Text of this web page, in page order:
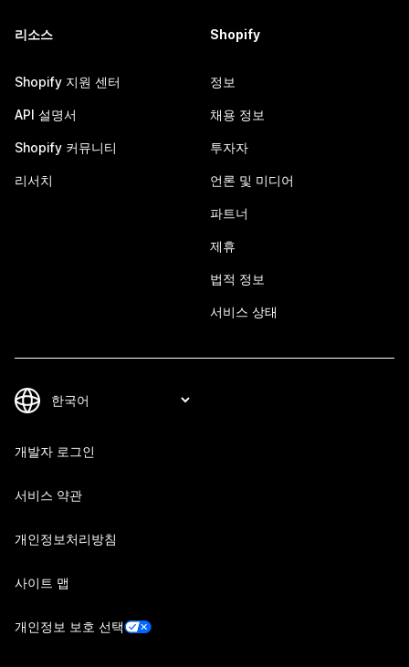
리소스
Shopify 지원 센터
API 설명서
Shopify 커뮤니티
리서치
Shopify
정보
채용 정보
투자자
언론 및 미디어
파트너
제휴
법적 정보
서비스 상태
개발자 로그인
서비스 약관
개인정보처리방침
사이트 맵
개인정보 보호 선택